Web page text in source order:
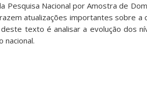
Nacional por Amostra de
atualizações importantes sobre a
texto é analisar a evolução dos
nacional.